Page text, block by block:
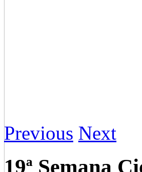
Previous Next
19ª Semana